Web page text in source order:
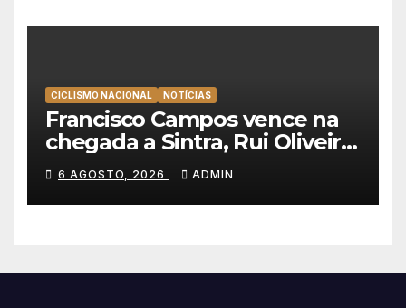
CICLISMO NACIONAL NOTÍCIAS
Francisco Campos vence na
chegada a Sintra, Rui Oliveira
veste de amarelo na Volta a
Portugal
6 AGOSTO, 2026 ADMIN